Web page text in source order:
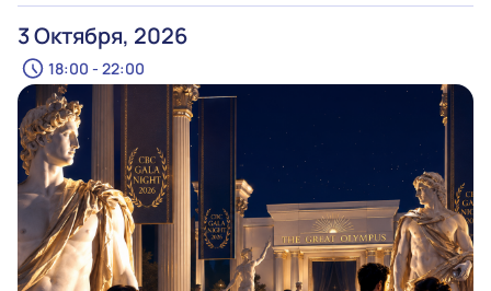
3 Октября, 2026
18:00 - 22:00